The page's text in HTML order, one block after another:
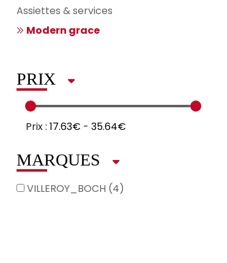
Assiettes & services
Modern grace
PRIX
Prix : 17.63€ - 35.64€
MARQUES
VILLEROY_BOCH (4)